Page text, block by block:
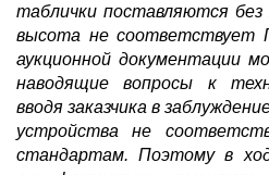
таблички поставляются без
высота не соответствует
аукционной документации
наводящие вопросы к
вводя заказчика в
устройства не
стандартам. Поэтому в